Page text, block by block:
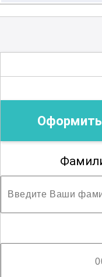
Оформить